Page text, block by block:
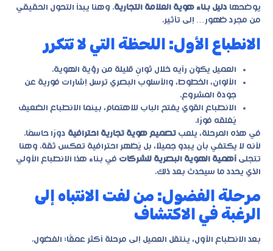
يوضحها دليل بناء هوية العلامة التجارية. وهنا يبدأ التحول الحقيقي
من مجرد ظهور… إلى تأثير.
الانطباع الأول: اللحظة التي لا تتكرر
العميل يكوّن رأيه خلال ثوانٍ قليلة من رؤية الهوية.
الألوان، الخطوط، والأسلوب البصري ترسل إشارات فورية عن
جودة المشروع.
الانطباع القوي يفتح الباب للاهتمام، بينما الانطباع الضعيف
يُغلقه فورًا.
في هذه المرحلة، يلعب تصميم هوية تجارية احترافية دورًا حاسمًا.
لأنه لا يكتفي بأن يبدو جميلًا، بل يُظهر احترافية تعكس ثقة. وهنا
تتجلى أهمية الهوية البصرية للشركات في بناء هذا الانطباع الأولي
الذي يحدد ما سيحدث بعد ذلك.
مرحلة الفضول: من لفت الانتباه إلى
الرغبة في الاكتشاف
بعد الانطباع الأول، ينتقل العميل إلى مرحلة أكثر عمقًا: الفضول.